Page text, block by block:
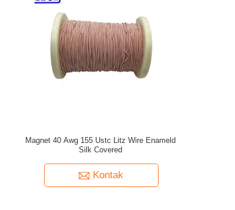
Magnet 40 Awg 155 Ustc Litz Wire Enameld
Silk Covered
Kontak